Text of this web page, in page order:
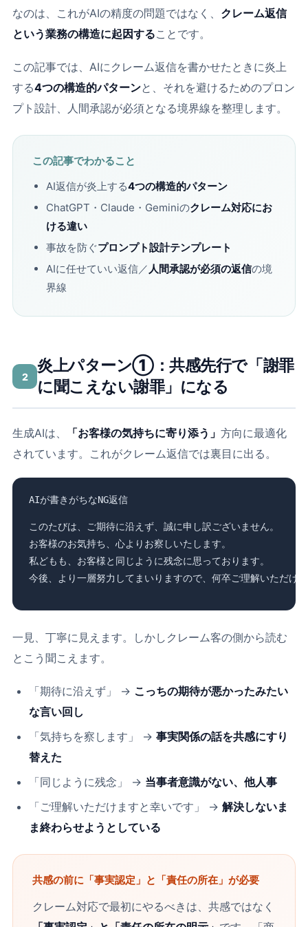
なのは、これがAIの精度の問題ではなく、 クレーム返信
という業務の構造に起因することです。
この記事では、AIにクレーム返信を書かせたときに炎上
する4つの構造的パターンと、それを避けるためのプロン
プト設計、人間承認が必須となる境界線を整理します。
この記事でわかること
AI返信が炎上する4つの構造的パターン
ChatGPT・Claude・Geminiのクレーム対応にお
ける違い
事故を防ぐプロンプト設計テンプレート
AIに任せていい返信／ 人間承認が必須の返信の境
界線
2
炎上パターン①：共感先行で「謝罪
に聞こえない謝罪」になる
生成AIは、 「お客様の気持ちに寄り添う」 方向に最適化
されています。これがクレーム返信では裏目に出る。
AIが書きがちなNG返信
このたびは、ご期待に沿えず、誠に申し訳ございません。
お客様のお気持ち、心よりお察しいたします。
私どもも、お客様と同じように残念に思っております。
今後、より一層努力してまいりますので、何卒ご理解いただけ
一見、丁寧に見えます。しかしクレーム客の側から読む
とこう聞こえます。
「期待に沿えず」 → こっちの期待が悪かったみたい
な言い回し
「気持ちを察します」 → 事実関係の話を共感にすり
替えた
「同じように残念」 → 当事者意識がない、他人事
「ご理解いただけますと幸いです」 → 解決しないま
ま終わらせようとしている
共感の前に「事実認定」と「責任の所在」が必要
クレーム対応で最初にやるべきは、共感ではなく